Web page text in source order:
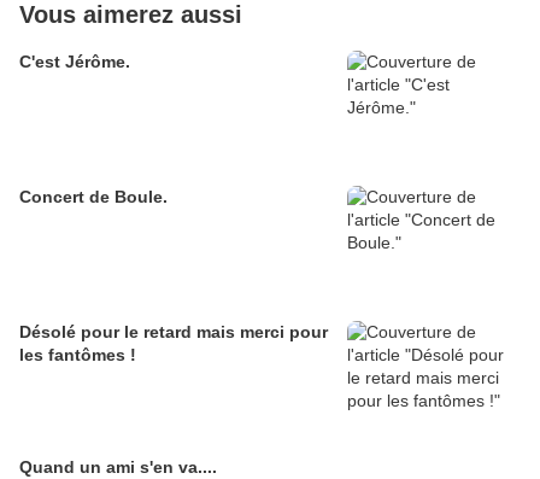
Vous aimerez aussi
C'est Jérôme.
Concert de Boule.
Désolé pour le retard mais merci pour
les fantômes !
Quand un ami s'en va....